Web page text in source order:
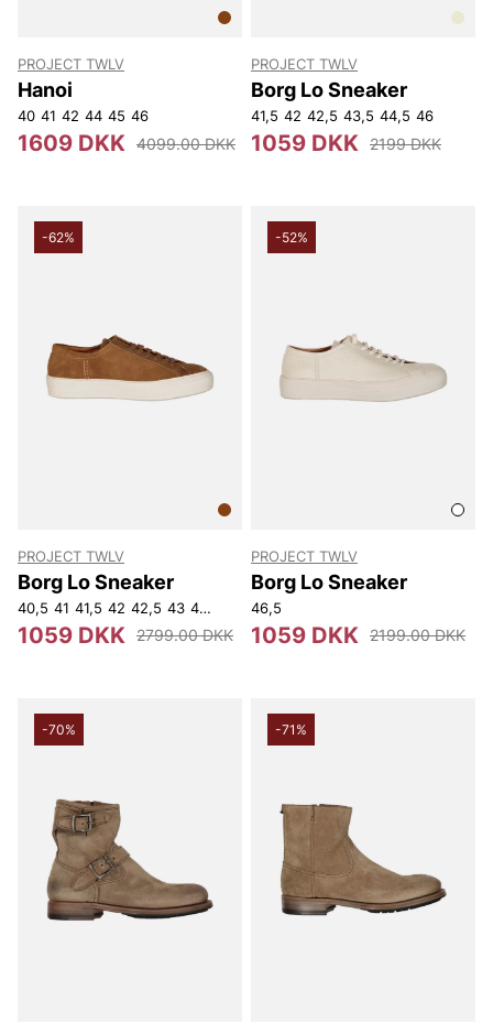
PROJECT TWLV
Hanoi
40 41 42 44 45 46
1609 DKK 4099.00 DKK
PROJECT TWLV
Borg Lo Sneaker
41,5 42 42,5 43,5 44,5 46
1059 DKK 2199 DKK
-62%
PROJECT TWLV
Borg Lo Sneaker
40,5 41 41,5 42 42,5 43 44 45
1059 DKK 2799.00 DKK
-52%
PROJECT TWLV
Borg Lo Sneaker
46,5
1059 DKK 2199.00 DKK
-70% -71%